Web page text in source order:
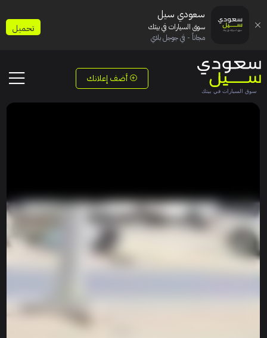
أضف إعلانك
سعودي سيل
سوق السيارات في بيتك
مجاناً - في جوجل بلاي
تحميل